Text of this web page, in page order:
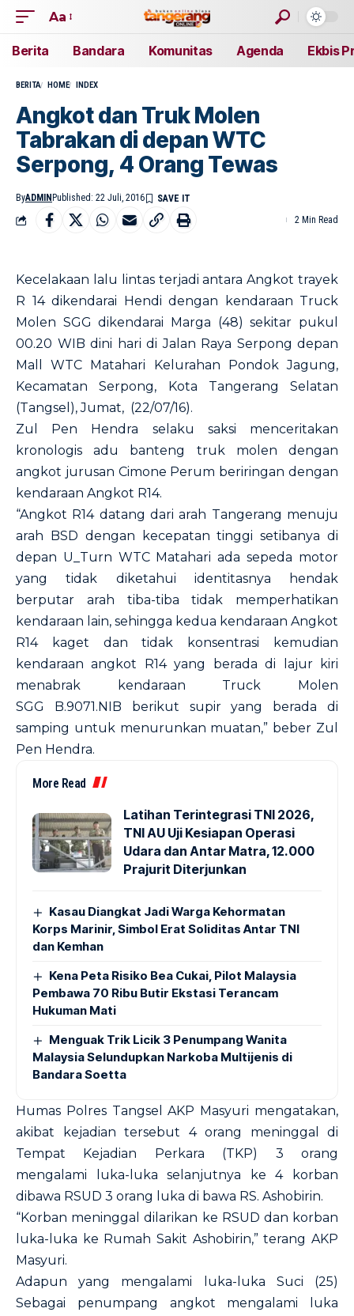
Aa
Berita Bandara Komunitas Agenda Ekbis
BERITA HOME INDEX
Angkot dan Truk Molen
Tabrakan di depan WTC
Serpong, 4 Orang Tewas
ByADMIN Published: 22 Juli, 2016
2 Min Read
Kecelakaan lalu lintas terjadi antara Angkot trayek
R 14 dikendarai Hendi dengan kendaraan Truck
Molen SGG dikendarai Marga (48) sekitar pukul
00.20 WIB dini hari di Jalan Raya Serpong depan
Mall WTC Matahari Kelurahan Pondok Jagung,
Kecamatan Serpong, Kota Tangerang Selatan
(Tangsel), Jumat, (22/07/16).
Zul Pen Hendra selaku saksi menceritakan
kronologis adu banteng truk molen dengan
angkot jurusan Cimone Perum beriringan dengan
kendaraan Angkot R14.
“Angkot R14 datang dari arah Tangerang menuju
arah BSD dengan kecepatan tinggi setibanya di
depan U_Turn WTC Matahari ada sepeda motor
yang tidak diketahui identitasnya hendak
berputar arah tiba-tiba tidak memperhatikan
kendaraan lain, sehingga kedua kendaraan Angkot
R14 kaget dan tidak konsentrasi kemudian
kendaraan angkot R14 yang berada di lajur kiri
menabrak kendaraan Truck Molen
SGG B.9071.NIB berikut supir yang berada di
samping untuk menurunkan muatan,” beber Zul
Pen Hendra.
More Read
Latihan Terintegrasi TNI 2026,
TNI AU Uji Kesiapan Operasi
Udara dan Antar Matra, 12.000
Prajurit Diterjunkan
Kasau Diangkat Jadi Warga Kehormatan
Korps Marinir, Simbol Erat Soliditas Antar TNI
dan Kemhan
Kena Peta Risiko Bea Cukai, Pilot Malaysia
Pembawa 70 Ribu Butir Ekstasi Terancam
Hukuman Mati
Menguak Trik Licik 3 Penumpang Wanita
Malaysia Selundupkan Narkoba Multijenis di
Bandara Soetta
Humas Polres Tangsel AKP Masyuri mengatakan,
akibat kejadian tersebut 4 orang meninggal di
Tempat Kejadian Perkara (TKP) 3 orang
mengalami luka-luka selanjutnya ke 4 korban
dibawa RSUD 3 orang luka di bawa RS. Ashobirin.
“Korban meninggal dilarikan ke RSUD dan korban
luka-luka ke Rumah Sakit Ashobirin,” terang AKP
Masyuri.
Adapun yang mengalami luka-luka Suci (25)
Sebagai penumpang angkot mengalami luka